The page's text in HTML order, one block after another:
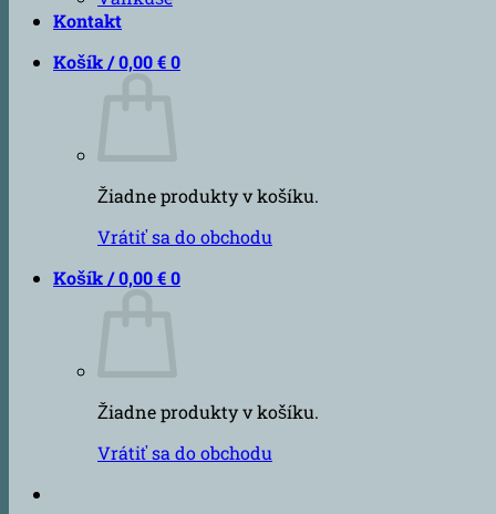
Kontakt
Košík /0,00€0
Žiadne produkty v košíku.
Vrátiť sa do obchodu
Košík /0,00€0
Žiadne produkty v košíku.
Vrátiť sa do obchodu